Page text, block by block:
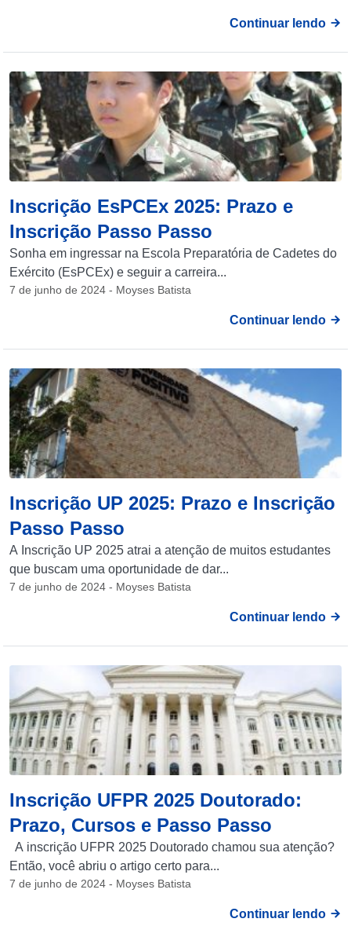
Continuar lendo
Inscrição EsPCEx 2025: Prazo e
Inscrição Passo Passo
Sonha em ingressar na Escola Preparatória de Cadetes do
Exército (EsPCEx) e seguir a carreira...
7 de junho de 2024 - Moyses Batista
Continuar lendo
Inscrição UP 2025: Prazo e Inscrição
Passo Passo
A Inscrição UP 2025 atrai a atenção de muitos estudantes
que buscam uma oportunidade de dar...
7 de junho de 2024 - Moyses Batista
Continuar lendo
Inscrição UFPR 2025 Doutorado:
Prazo, Cursos e Passo Passo
A inscrição UFPR 2025 Doutorado chamou sua atenção?
Então, você abriu o artigo certo para...
7 de junho de 2024 - Moyses Batista
Continuar lendo